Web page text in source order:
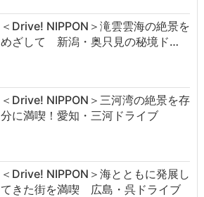
＜Drive! NIPPON＞滝雲雲海の絶景を
めざして 新潟・奥只見の秘境ド…
＜Drive! NIPPON＞三河湾の絶景を存
分に満喫！愛知・三河ドライブ
＜Drive! NIPPON＞海とともに発展し
てきた街を満喫 広島・呉ドライブ